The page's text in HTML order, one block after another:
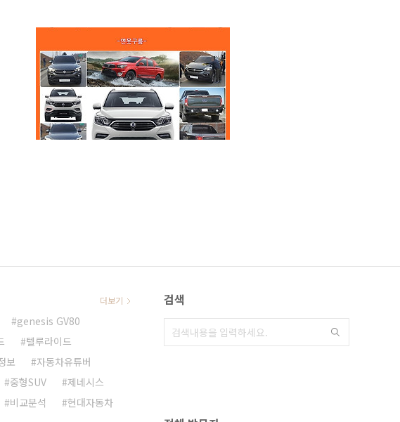
genesis GV80
텔루라이드
보
자동차유튜버
중형SUV
제네시스
비교분석
현대자동차
더보기 검색